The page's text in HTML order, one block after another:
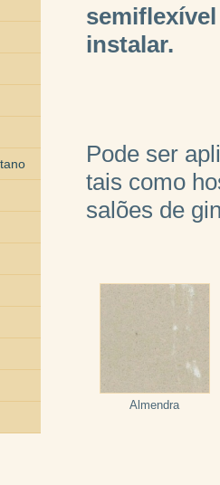
instalar.
Pode ser
tais como
salões de
Almendra